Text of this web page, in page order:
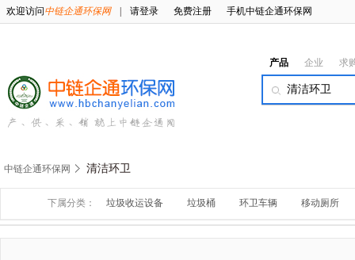
欢迎访问中链企通环保网 请登录 免费注册 手机中链企通环保网
产品 企业 求
中链企通环保网 清洁环卫
下属分类： 垃圾收运设备 垃圾桶 环卫车辆 移动厕所